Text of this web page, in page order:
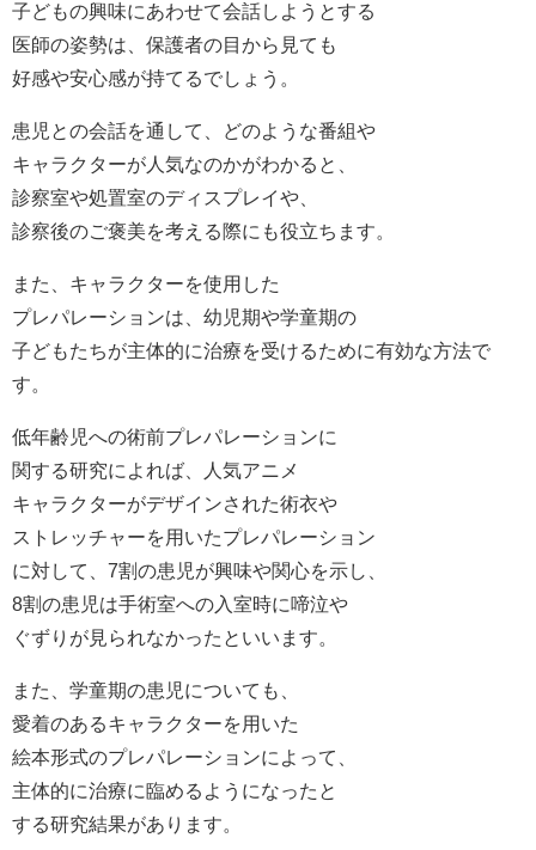
子どもの興味にあわせて会話しようとする
医師の姿勢は、保護者の目から見ても
好感や安心感が持てるでしょう。
患児との会話を通して、どのような番組や
キャラクターが人気なのかがわかると、
診察室や処置室のディスプレイや、
診察後のご褒美を考える際にも役立ちます。
また、キャラクターを使用した
プレパレーションは、幼児期や学童期の
子どもたちが主体的に治療を受けるために有効な方法で
す。
低年齢児への術前プレパレーションに
関する研究によれば、人気アニメ
キャラクターがデザインされた術衣や
ストレッチャーを用いたプレパレーション
に対して、7割の患児が興味や関心を示し、
8割の患児は手術室への入室時に啼泣や
ぐずりが見られなかったといいます。
また、学童期の患児についても、
愛着のあるキャラクターを用いた
絵本形式のプレパレーションによって、
主体的に治療に臨めるようになったと
する研究結果があります。